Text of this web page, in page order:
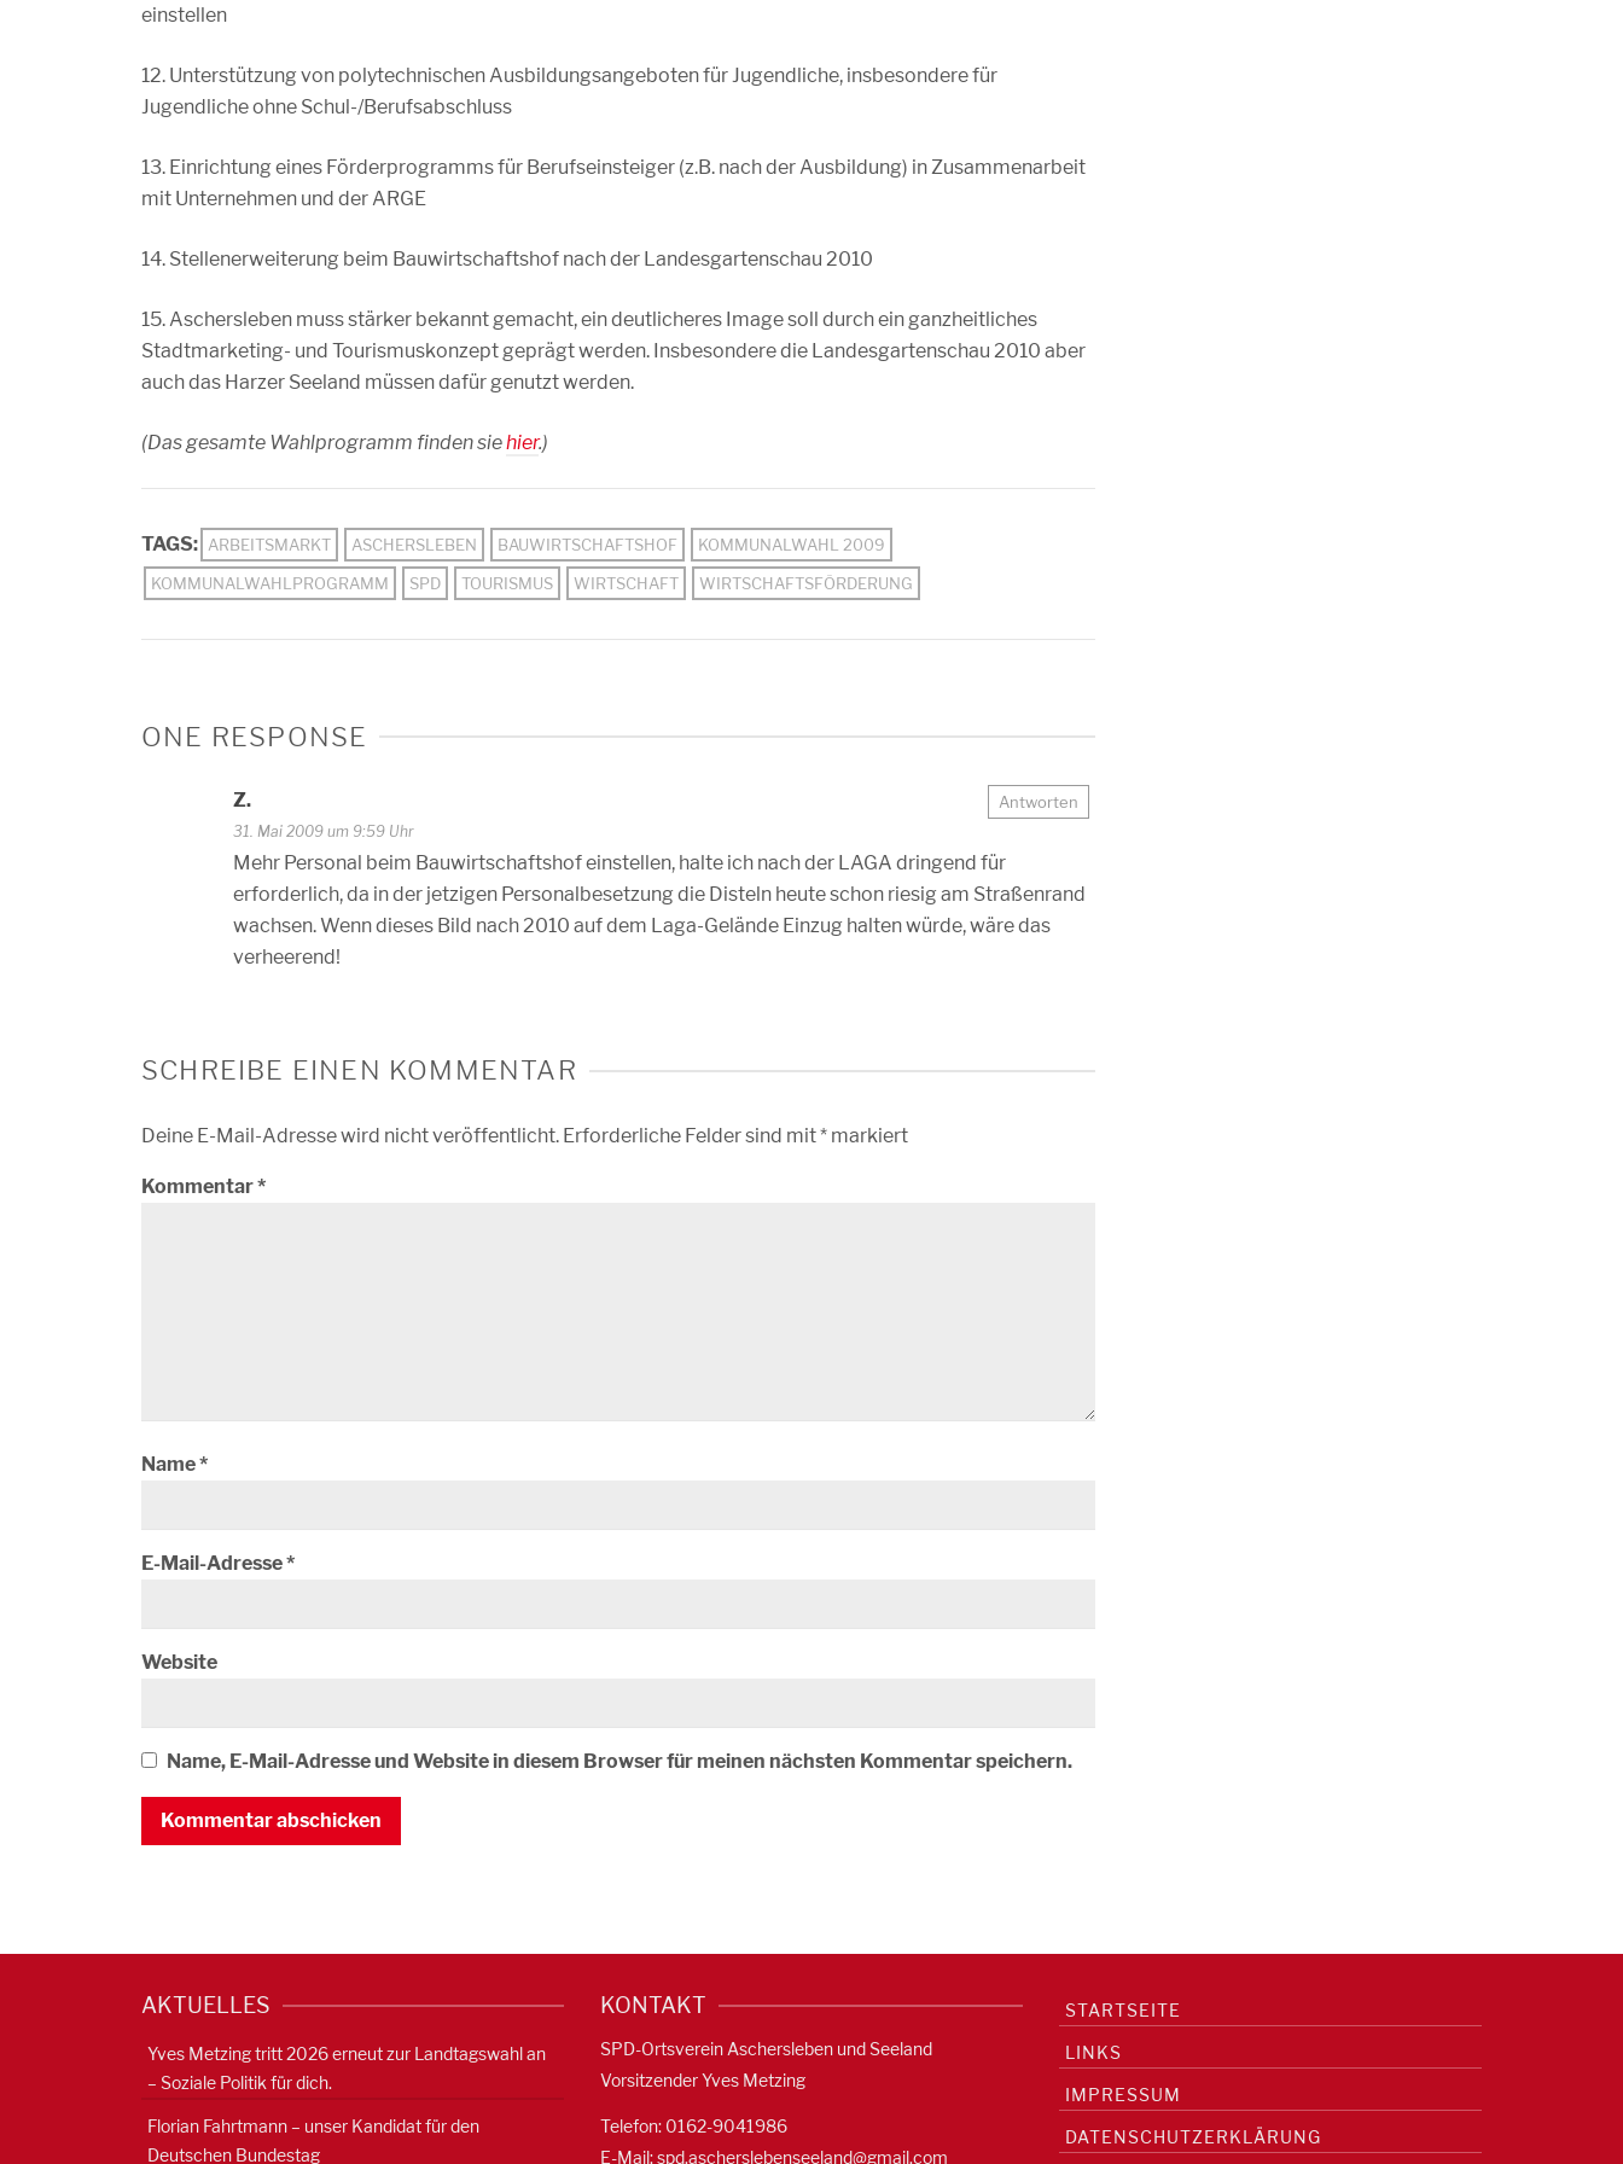
einstellen
12. Unterstützung von polytechnischen Ausbildungsangeboten für Jugendliche, insbesondere für
Jugendliche ohne Schul-/Berufsabschluss
13. Einrichtung eines Förderprogramms für Berufseinsteiger (z.B. nach der Ausbildung) in Zusammenarbeit
mit Unternehmen und der ARGE
14. Stellenerweiterung beim Bauwirtschaftshof nach der Landesgartenschau 2010
15. Aschersleben muss stärker bekannt gemacht, ein deutlicheres Image soll durch ein ganzheitliches
Stadtmarketing- und Tourismuskonzept geprägt werden. Insbesondere die Landesgartenschau 2010 aber
auch das Harzer Seeland müssen dafür genutzt werden.
(Das gesamte Wahlprogramm finden siehier.)
TAGS: ARBEITSMARKT ASCHERSLEBEN BAUWIRTSCHAFTSHOF
KOMMUNALWAHL 2009
KOMMUNALWAHLPROGRAMM
SPD TOURISMUS WIRTSCHAFT WIRTSCHAFTSFÖRDERUNG
ONE RESPONSE
Z.
31. Mai 2009 um 9:59 Uhr
Mehr Personal beim Bauwirtschaftshof einstellen, halte ich nach der LAGA dringend für
erforderlich, da in der jetzigen Personalbesetzung die Disteln heute schon riesig am Straßenrand
wachsen. Wenn dieses Bild nach 2010 auf dem Laga-Gelände Einzug halten würde, wäre das
verheerend!
Antworten
SCHREIBE EINEN KOMMENTAR
Deine E-Mail-Adresse wird nicht veröffentlicht. Erforderliche Felder sind mit* markiert
Kommentar*
Name*
E-Mail-Adresse*
Website
Name, E-Mail-Adresse und Website in diesem Browser für meinen nächsten Kommentar speichern.
AKTUELLES
Yves Metzing tritt 2026 erneut zur Landtagswahl an
– Soziale Politik für dich.
Florian Fahrtmann – unser Kandidat für den
Deutschen Bundestag
KONTAKT
SPD-Ortsverein Aschersleben und Seeland
Vorsitzender Yves Metzing
Telefon: 0162-9041986
E-Mail:spd.ascherslebenseeland@gmail.com
STARTSEITE
LINKS
IMPRESSUM
DATENSCHUTZERKLÄRUNG